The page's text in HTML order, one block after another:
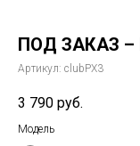
ПОД ЗАКАЗ –
Артикул: clubPX3
3 790 руб.
Модель